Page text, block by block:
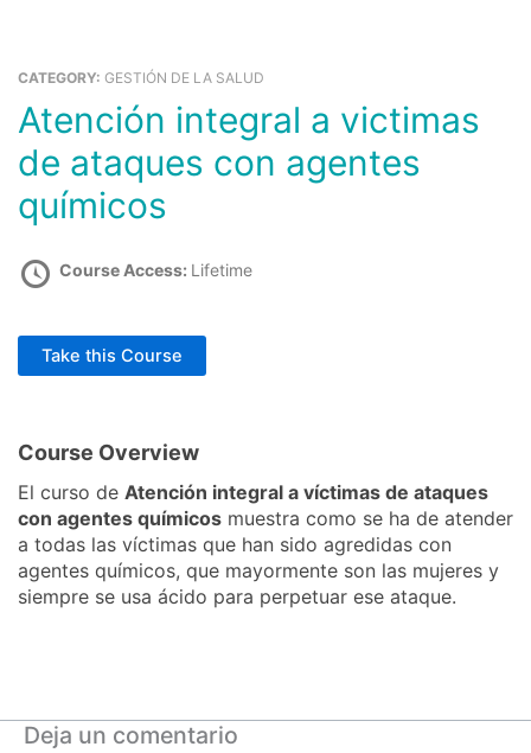
contenido
CATEGORY: GESTIÓN DE LA SALUD
Atención integral a victimas
de ataques con agentes
químicos
Course Access: Lifetime
Take this Course
Course Overview
El curso de Atención integral a víctimas de ataques
con agentes químicos muestra como se ha de atender
a todas las víctimas que han sido agredidas con
agentes químicos, que mayormente son las mujeres y
siempre se usa ácido para perpetuar ese ataque.
Deja un comentario